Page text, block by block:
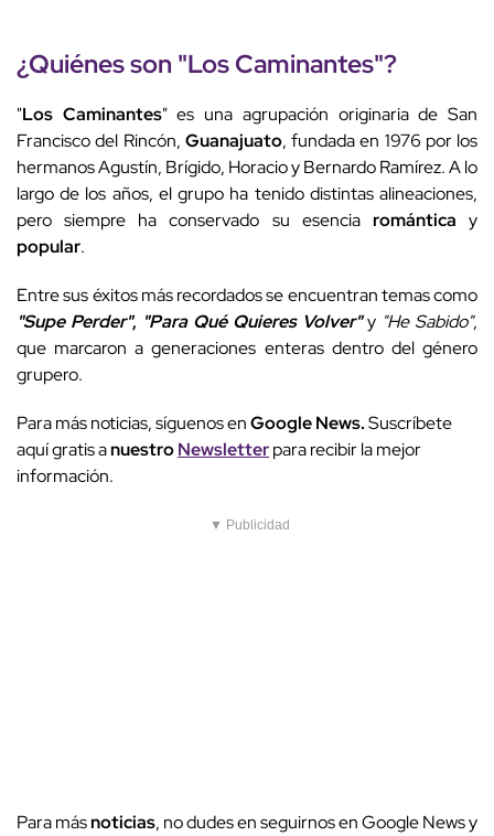
¿Quiénes son "LosCaminantes"?
"Los Caminantes" es una agrupación originaria de San
Francisco del Rincón, Guanajuato, fundada en 1976 por los
hermanos Agustín, Brígido, Horacio y Bernardo Ramírez. A lo
largo de los años, el grupo ha tenido distintas alineaciones,
pero siempre ha conservado su esencia romántica y
popular.
Entre sus éxitos más recordados se encuentran temas como
"Supe Perder", "Para Qué Quieres Volver" y "He Sabido",
que marcaron a generaciones enteras dentro del género
grupero.
Para más noticias, síguenos enGoogle News.Suscríbete
aquí gratis anuestroNewsletterpara recibir la mejor
información.
▼ Publicidad
Para másnoticias, no dudes en seguirnos en Google News y